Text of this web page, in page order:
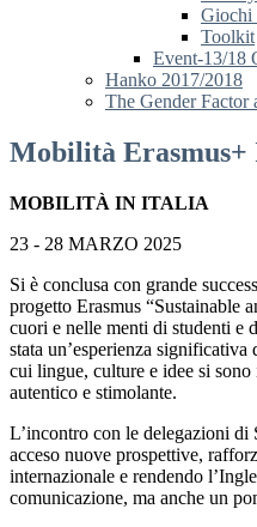
Giochi
Toolkit
Event-13/18
Hanko 2017/2018
The Gender Factor
Mobilità Erasmus+
MOBILITÀ IN ITALIA
23 - 28 MARZO 2025
Si è conclusa con grande
progetto Erasmus “Sustainable
cuori e nelle menti di studenti e
stata un’esperienza
cui lingue, culture e idee si
autentico e stimolante.
L’incontro con le delegazioni di
acceso nuove prospettive,
internazionale e rendendo
comunicazione, ma anche un